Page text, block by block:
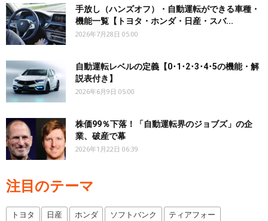
手放し（ハンズオフ）・自動運転ができる車種・
機能一覧【トヨタ・ホンダ・日産・スバ...
2026年7月28日 05:00
自動運転レベルの定義【0･1･2･3･4･5の機能・解
説表付き】
2026年6月9日 05:00
株価99％下落！「自動運転界のジョブズ」の企
業、破産で幕
2026年1月22日 06:39
注目のテーマ
トヨタ 日産 ホンダ ソフトバンク ティアフォー